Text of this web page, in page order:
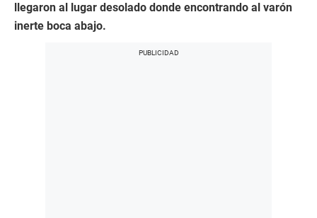
llegaron al lugar desolado donde encontrando al varón
inerte boca abajo.